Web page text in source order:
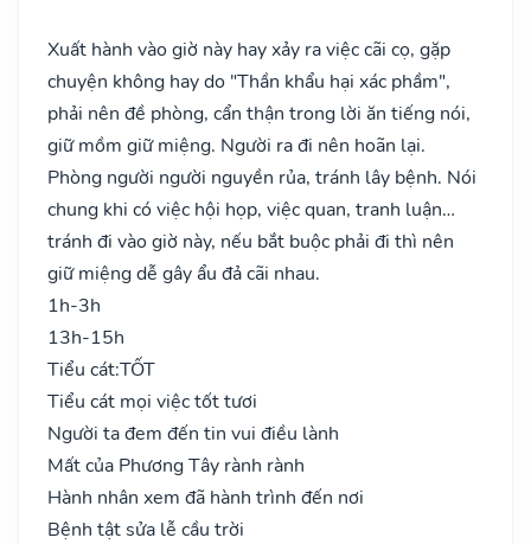
Xuất hành vào giờ này hay xảy ra việc cãi cọ, gặp
chuyện không hay do "Thần khẩu hại xác phầm",
phải nên đề phòng, cẩn thận trong lời ăn tiếng nói,
giữ mồm giữ miệng. Người ra đi nên hoãn lại.
Phòng người người nguyền rủa, tránh lây bệnh. Nói
chung khi có việc hội họp, việc quan, tranh luận…
tránh đi vào giờ này, nếu bắt buộc phải đi thì nên
giữ miệng dễ gây ẩu đả cãi nhau.
1h-3h
13h-15h
Tiểu cát:TỐT
Tiểu cát mọi việc tốt tươi
Người ta đem đến tin vui điều lành
Mất của Phương Tây rành rành
Hành nhân xem đã hành trình đến nơi
Bệnh tật sửa lễ cầu trời